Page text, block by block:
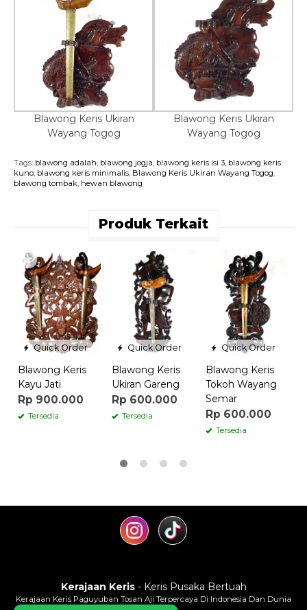
Blawong Keris Ukiran
Wayang Togog
Blawong Keris Ukiran
Wayang Togog
Tags: blawong adalah, blawong jogja, blawong keris isi 3, blawong keris
kuno, blawong keris minimalis, Blawong Keris Ukiran Wayang Togog,
blawong tombak, hewan blawong
Produk Terkait
Quick Order
Blawong Keris
Kayu Jati
Rp 900.000
Tersedia
Quick Order
Blawong Keris
Ukiran Gareng
Rp 600.000
Tersedia
Quick Order
Blawong Keris
Tokoh Wayang
Semar
Rp 600.000
Tersedia
Kerajaan Keris- Keris Pusaka Bertuah
Kerajaan Keris Paguyuban Tosan Aji Terpercaya Di Indonesia Dan Dunia